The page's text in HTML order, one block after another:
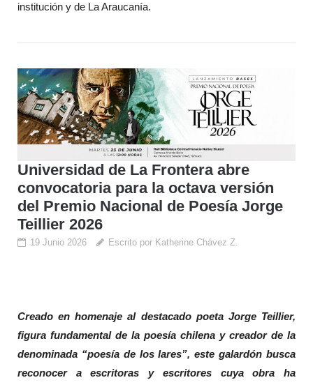
institución y de La Araucanía.
Universidad de La Frontera abre
convocatoria para la octava versión
del Premio Nacional de Poesía Jorge
Teillier 2026
19 Junio 2026 Escrito por Katherine Chávez Z.
Creado en homenaje al destacado poeta Jorge Teillier,
figura fundamental de la poesía chilena y creador de la
denominada “poesía de los lares”, este galardón busca
reconocer a escritoras y escritores cuya obra ha